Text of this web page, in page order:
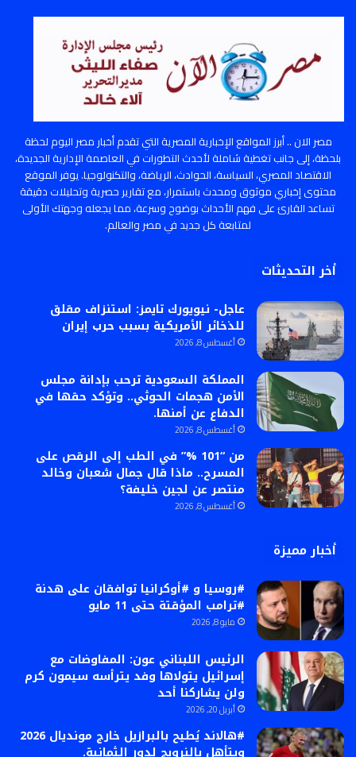
مصر الان .. أبرز المواقع الإخبارية المصرية التي تقدم أخبار مصر اليوم لحظة
بلحظة، إلى جانب تغطية شاملة لأحدث التطورات في العاصمة الإدارية الجديدة،
الاقتصاد المصري، السياسة، الحوادث، الرياضة، والتكنولوجيا. يوفر الموقع
محتوى إخباري موثوق ومحدث باستمرار، مع تقارير حصرية وتحليلات دقيقة
تساعد القارئ على فهم الأحداث بوضوح وسرعة، مما يجعله وجهتك الأولى
لمتابعة كل جديد في مصر والعالم.
أخر التحديثات
عاجل- نيويورك تايمز: استنزاف مقلق
للذخائر الأمريكية بسبب حرب إيران
أغسطس 8, 2026
المملكة السعودية ترحب بإدانة مجلس
الأمن هجمات الحوثي.. وتؤكد حقها في
الدفاع عن أمنها.
أغسطس 8, 2026
من “101 %” في الطب إلى الرقص على
المسرح.. ماذا قال جمال شعبان وخالد
منتصر عن لجين خليفة؟
أغسطس 8, 2026
أخبار مميزة
#روسيا و #أوكرانيا توافقان على هدنة
#ترامب المؤقتة حتى 11 مايو
مايو 8, 2026
الرئيس اللبناني عون: المفاوضات مع
إسرائيل يتولاها وفد يترأسه سيمون كرم
ولن يشاركنا أحد
أبريل 20, 2026
#هالاند يُطيح بالبرازيل خارج مونديال 2026